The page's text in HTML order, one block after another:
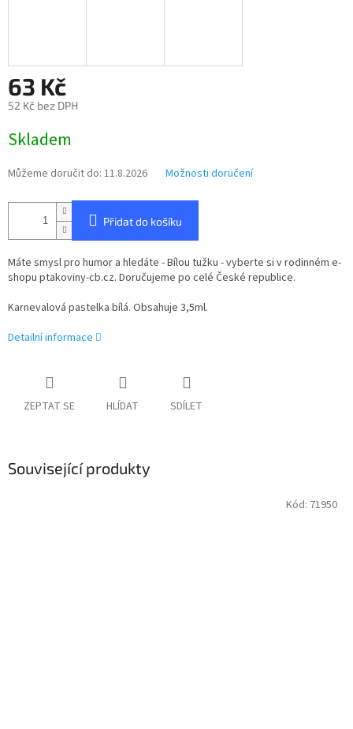
63 Kč
52 Kč bez DPH
cena:
Skladem
Můžeme doručit do: 11.8.2026 Možnosti doručení
Přidat do košíku
Máte smysl pro humor a hledáte - Bílou tužku - vyberte si v rodinném e-
shopu ptakoviny-cb.cz. Doručujeme po celé České republice.
Karnevalová pastelka bílá. Obsahuje 3,5ml.
Detailní informace
ZEPTAT SE HLÍDAT SDÍLET
Související produkty
Kód: 71950